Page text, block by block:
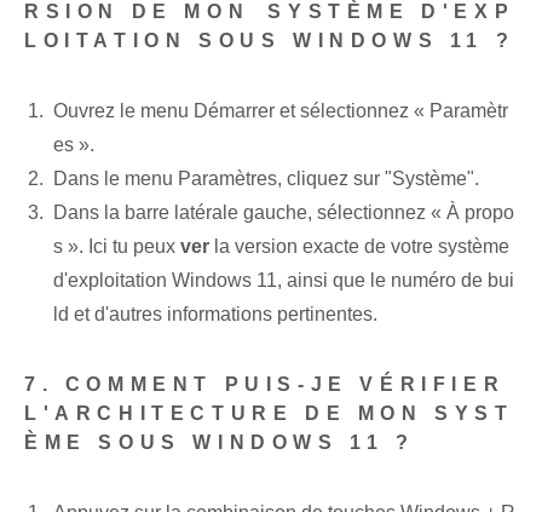
RSION DE MON⁢ SYSTÈME D'EXP
LOITATION SOUS WINDOWS 11 ?
Ouvrez le menu Démarrer et sélectionnez « Paramètr
es ».
Dans le menu Paramètres, cliquez sur "Système".
Dans la barre latérale gauche, sélectionnez « À propo
s ». Ici tu peux ver la version exacte de votre système
d'exploitation Windows 11, ainsi que le numéro de bui
ld et d'autres informations pertinentes.
7. COMMENT PUIS-JE VÉRIFIER
L'ARCHITECTURE DE MON SYST
ÈME SOUS WINDOWS 11 ?